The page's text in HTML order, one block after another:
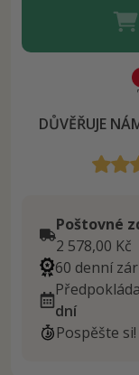
DŮVĚŘUJE
Poštovné
2 578,00 Kč
60 denní
dní
Pospěšte